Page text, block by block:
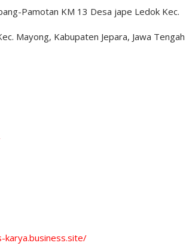
Pamotan KM 13 Desa jape Ledok Kec.
Mayong, Kabupaten Jepara, Jawa Tengah